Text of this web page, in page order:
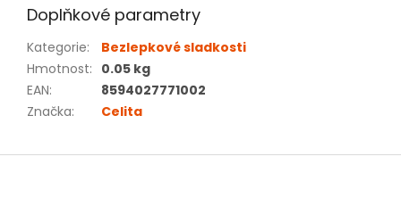
Doplňkové parametry
Kategorie:
Bezlepkové sladkosti
Hmotnost: 0.05 kg
EAN:
8594027771002
Značka: Celita
Z